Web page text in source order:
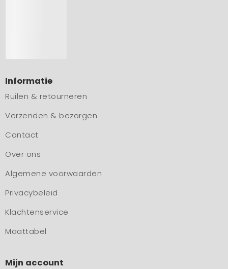
Informatie
Ruilen & retourneren
Verzenden & bezorgen
Contact
Over ons
Algemene voorwaarden
Privacybeleid
Klachtenservice
Maattabel
Mijn account